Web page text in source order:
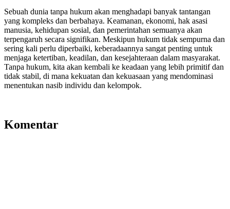
Sebuah dunia tanpa hukum akan menghadapi banyak tantangan
yang kompleks dan berbahaya. Keamanan, ekonomi, hak asasi
manusia, kehidupan sosial, dan pemerintahan semuanya akan
terpengaruh secara signifikan. Meskipun hukum tidak sempurna dan
sering kali perlu diperbaiki, keberadaannya sangat penting untuk
menjaga ketertiban, keadilan, dan kesejahteraan dalam masyarakat.
Tanpa hukum, kita akan kembali ke keadaan yang lebih primitif dan
tidak stabil, di mana kekuatan dan kekuasaan yang mendominasi
menentukan nasib individu dan kelompok.
Komentar